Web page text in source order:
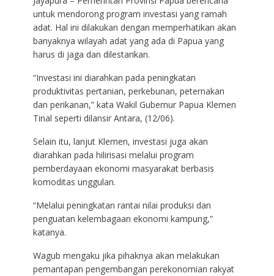
untuk mendorong program investasi yang ramah
adat. Hal ini dilakukan dengan memperhatikan akan
banyaknya wilayah adat yang ada di Papua yang
harus di jaga dan dilestarikan.
“Investasi ini diarahkan pada peningkatan
produktivitas pertanian, perkebunan, peternakan
dan perikanan,” kata Wakil Gubernur Papua Klemen
Tinal seperti dilansir Antara, (12/06).
Selain itu, lanjut Klemen, investasi juga akan
diarahkan pada hilirisasi melalui program
pemberdayaan ekonomi masyarakat berbasis
komoditas unggulan.
“Melalui peningkatan rantai nilai produksi dan
penguatan kelembagaan ekonomi kampung,”
katanya.
Wagub mengaku jika pihaknya akan melakukan
pemantapan pengembangan perekonomian rakyat